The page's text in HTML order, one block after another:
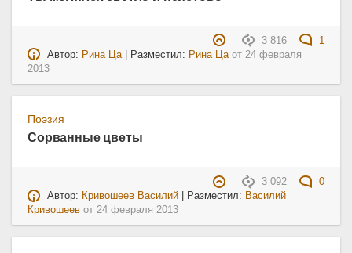
3 816
1
Автор: Рина Ца| Разместил: Рина Цаот24 февраля
2013
Поэзия
Сорванные цветы
3 092
0
Автор: Кривошеев Василий | Разместил: Василий
Кривошеев от 24 февраля 2013